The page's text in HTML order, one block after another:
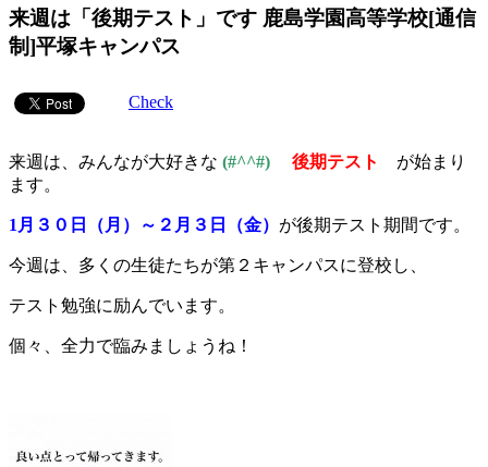
来週は「後期テスト」です 鹿島学園高等学校[通信
制]平塚キャンパス
Check
来週は、みんなが大好きな (#^^#) 後期テスト が始まり
ます。
1月３０日（月）～２月３日（金） が後期テスト期間です。
今週は、多くの生徒たちが第２キャンパスに登校し、
テスト勉強に励んでいます。
個々、全力で臨みましょうね！